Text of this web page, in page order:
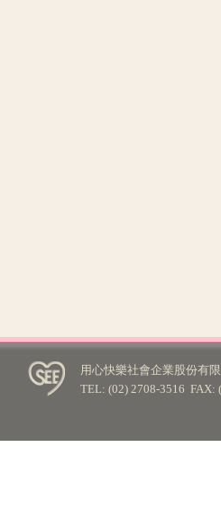
用心快樂社會企業股份有
TEL: (02) 2708-3516